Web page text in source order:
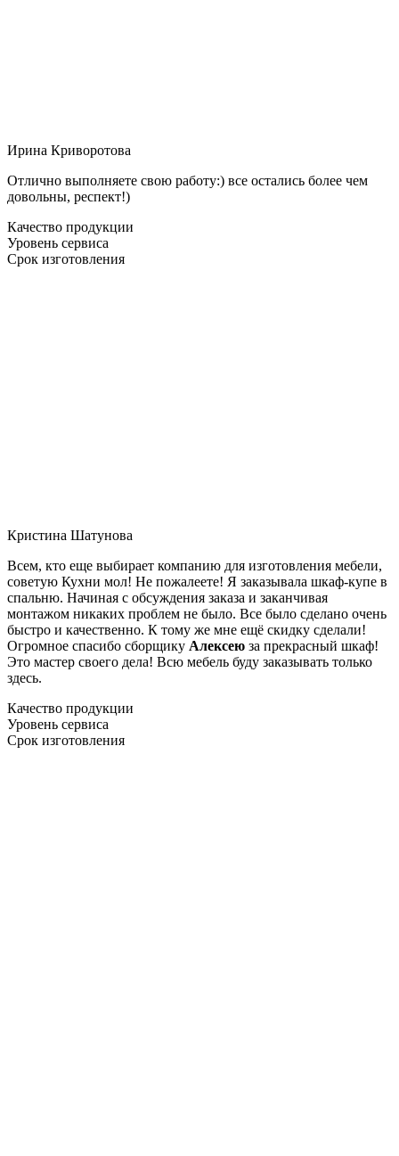
Ирина Криворотова
Отлично выполняете свою работу:) все остались более чем
довольны, респект!)
Качество продукции
Уровень сервиса
Срок изготовления
Кристина Шатунова
Всем, кто еще выбирает компанию для изготовления мебели,
советую Кухни мол! Не пожалеете! Я заказывала шкаф-купе в
спальню. Начиная с обсуждения заказа и заканчивая
монтажом никаких проблем не было. Все было сделано очень
быстро и качественно. К тому же мне ещё скидку сделали!
Огромное спасибо сборщику Алексею за прекрасный шкаф!
Это мастер своего дела! Всю мебель буду заказывать только
здесь.
Качество продукции
Уровень сервиса
Срок изготовления